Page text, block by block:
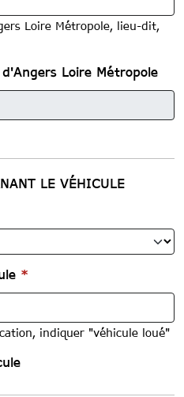
Loire Métropole, lieu-dit,
Loire Métropole
LE VÉHICULE
*
indiquer "véhicule loué"